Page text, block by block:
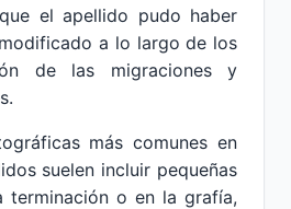
el apellido pudo haber
a lo largo de los
de las migraciones y
más comunes en
suelen incluir pequeñas
terminación o en la grafía,